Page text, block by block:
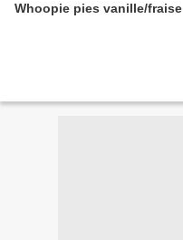
Whoopie pies vanille/fraise